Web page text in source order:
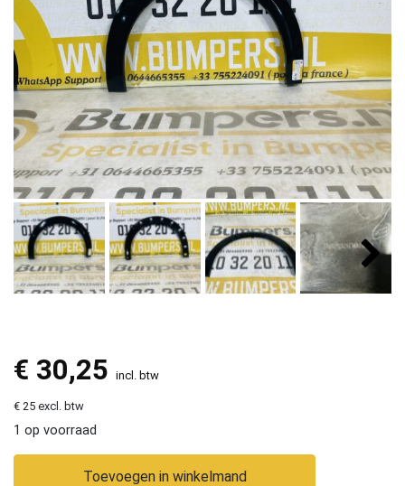
€ 30,25 incl. btw
€ 25 excl. btw
1 op voorraad
Toevoegen in winkelmand